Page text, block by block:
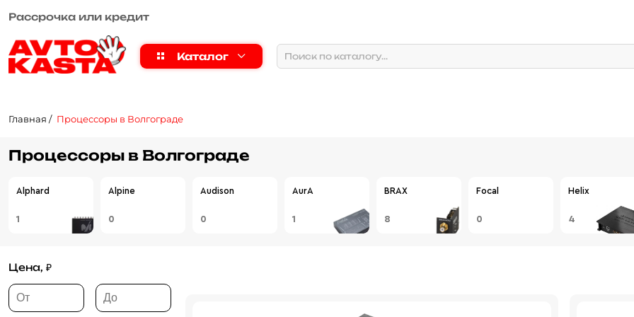
Рассрочка или кредит
Каталог
Главная Процессоры в Волгограде
Процессоры в Волгограде
Alphard
1
Alpine
0
Audison
0
AurA
1
BRAX
8
Focal
0
Helix
4
Цена, ₽